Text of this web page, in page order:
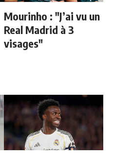
Mourinho : "J’ai vu un
Real Madrid à 3
visages"